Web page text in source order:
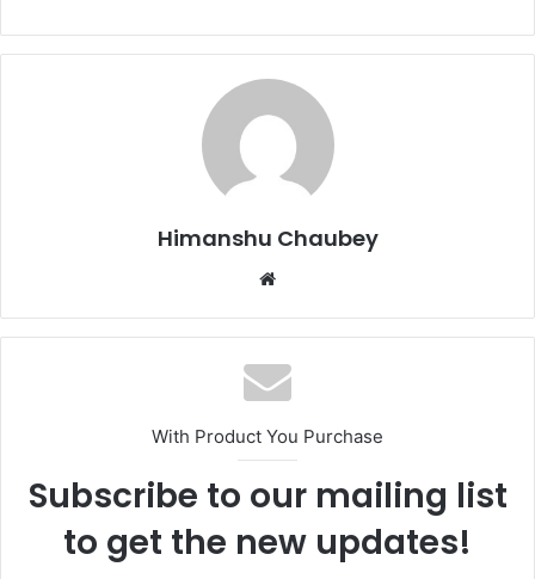
c
e
st
o
ai
l
ar
e
Himanshu Chaubey
With Product You Purchase
Subscribe to our mailing list
to get the new updates!